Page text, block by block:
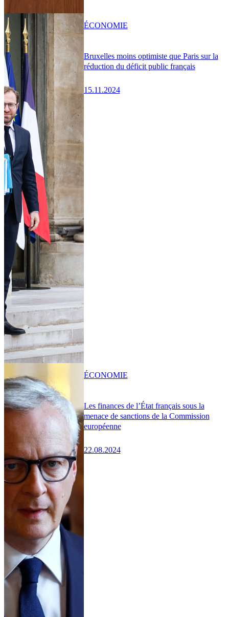
Bruxelles moins optimiste que Paris sur la
réduction du déficit public français
15.11.2024
ÉCONOMIE
Les finances de l’État français sous la
menace de sanctions de la Commission
européenne
22.08.2024
ÉCONOMIE